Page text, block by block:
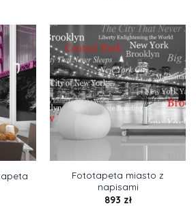
Fototapeta miasto z
napisami
893 zł